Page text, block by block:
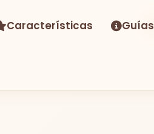
Características Guías